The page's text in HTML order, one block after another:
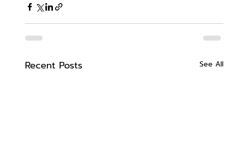
Recent Posts See All